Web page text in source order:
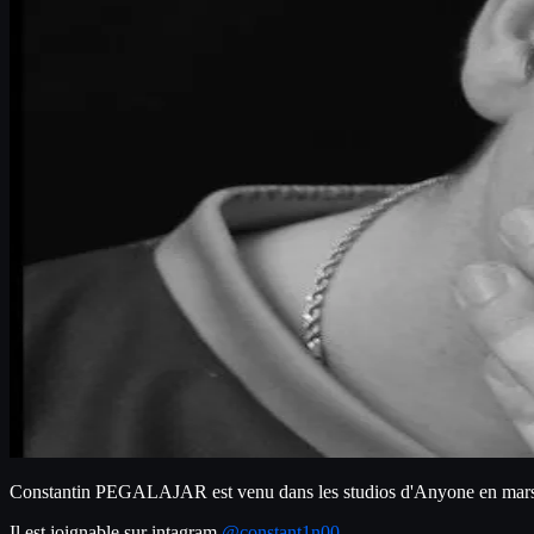
Constantin PEGALAJAR est venu dans les studios d'Anyone en